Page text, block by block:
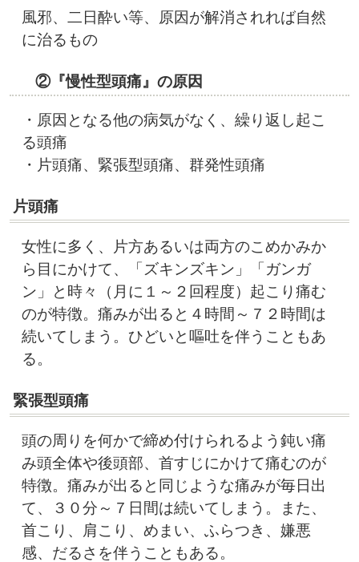
風邪、二日酔い等、原因が解消されれば自然
に治るもの
②『慢性型頭痛』の原因
・原因となる他の病気がなく、繰り返し起こ
る頭痛
・片頭痛、緊張型頭痛、群発性頭痛
片頭痛
女性に多く、片方あるいは両方のこめかみか
ら目にかけて、「ズキンズキン」「ガンガ
ン」と時々（月に１～２回程度）起こり痛む
のが特徴。痛みが出ると４時間～７２時間は
続いてしまう。ひどいと嘔吐を伴うこともあ
る。
緊張型頭痛
頭の周りを何かで締め付けられるよう鈍い痛
み頭全体や後頭部、首すじにかけて痛むのが
特徴。痛みが出ると同じような痛みが毎日出
て、３０分～７日間は続いてしまう。また、
首こり、肩こり、めまい、ふらつき、嫌悪
感、だるさを伴うこともある。